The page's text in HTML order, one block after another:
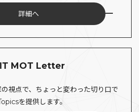
詳細へ
MOT Letter
視点で、ちょっと変わった切り口で
を提供します。